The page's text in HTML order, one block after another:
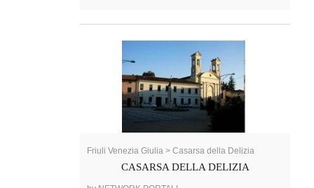
Friuli Venezia Giulia > Casarsa della Delizia
CASARSA DELLA DELIZIA